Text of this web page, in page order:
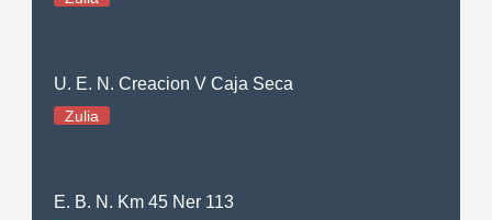
U. E. N. Creacion V Caja Seca
Zulia
E. B. N. Km 45 Ner 113